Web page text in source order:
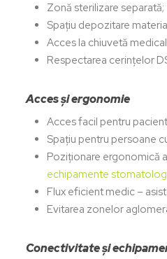
Zonă sterilizare separată;
Spațiu depozitare
Acces la chiuvetă
Respectarea cerințelor
Acces și ergonomie
Acces facil pentru
Spațiu pentru persoane
Poziționare ergonomică
echipamente
Flux eficient medic –
Evitarea zonelor
Conectivitate și